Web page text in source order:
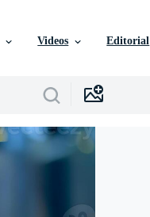
Videos Editorial